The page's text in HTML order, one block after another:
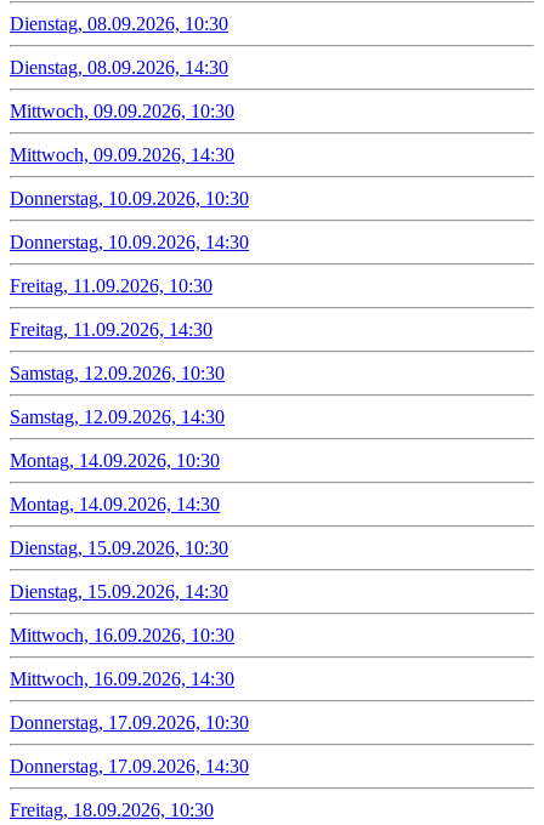
Dienstag, 08.09.2026, 10:30
Dienstag, 08.09.2026, 14:30
Mittwoch, 09.09.2026, 10:30
Mittwoch, 09.09.2026, 14:30
Donnerstag, 10.09.2026, 10:30
Donnerstag, 10.09.2026, 14:30
Freitag, 11.09.2026, 10:30
Freitag, 11.09.2026, 14:30
Samstag, 12.09.2026, 10:30
Samstag, 12.09.2026, 14:30
Montag, 14.09.2026, 10:30
Montag, 14.09.2026, 14:30
Dienstag, 15.09.2026, 10:30
Dienstag, 15.09.2026, 14:30
Mittwoch, 16.09.2026, 10:30
Mittwoch, 16.09.2026, 14:30
Donnerstag, 17.09.2026, 10:30
Donnerstag, 17.09.2026, 14:30
Freitag, 18.09.2026, 10:30